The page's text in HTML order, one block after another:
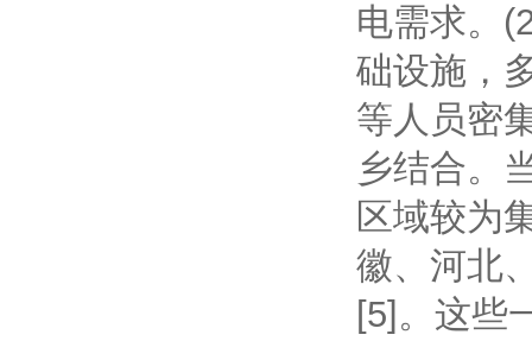
电需求。
础设施，
等人员密
乡结合。
区域较为
徽、河北
[5]。这些